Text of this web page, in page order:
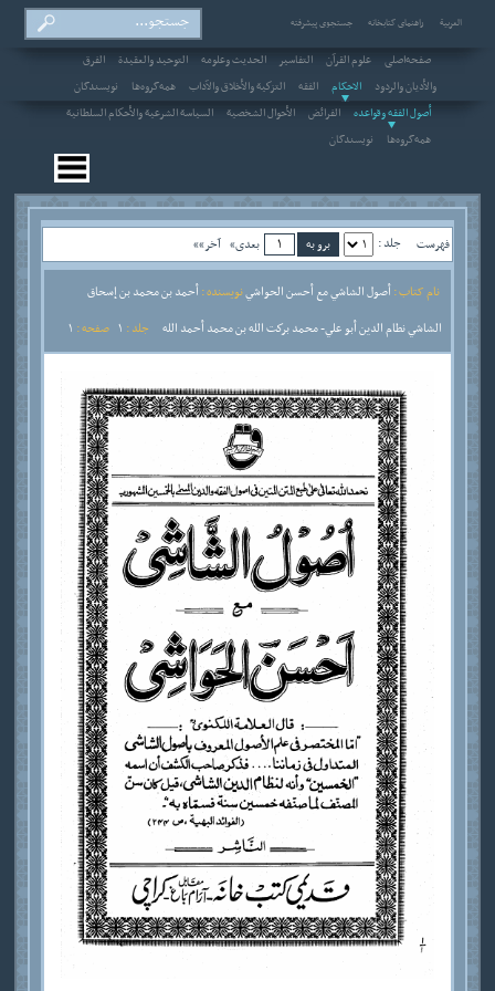
العربیة راهنمای کتابخانه جستجوی پیشرفته
صفحه‌اصلی علوم القرآن التفاسير الحديث وعلومه التوحيد والعقيدة
الفرق
والأديان والردود
الاحکام الفقه التزكية والأخلاق والآداب همه‌گروه‌ها
نویسندگان
أصول الفقه وقواعده
الفرائض الأحوال الشخصية
السياسة الشرعية والأحكام السلطانية
همه‌گروه‌ها
نویسندگان
فهرست جلد : بعدی» آخر»»
نام کتاب :أصول الشاشي مع أحسن الحواشينویسنده :أحمد بن محمد بن إسحاق
الشاشي نطام الدين أبو علي- محمد بركت الله بن محمد أحمد الله
جلد : صفحه :